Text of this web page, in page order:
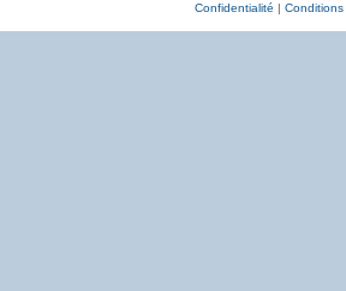
Confidentialité | Conditions